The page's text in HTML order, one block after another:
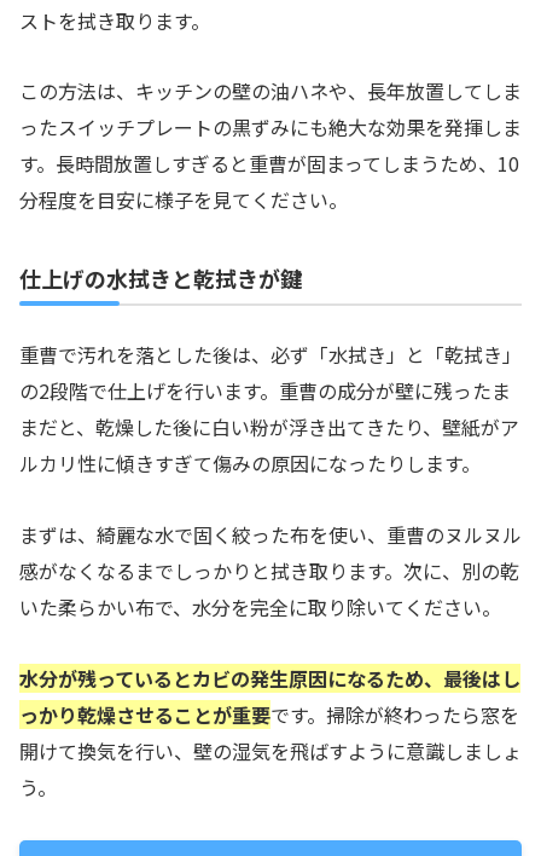
ストを拭き取ります。
この方法は、キッチンの壁の油ハネや、長年放置してしま
ったスイッチプレートの黒ずみにも絶大な効果を発揮しま
す。長時間放置しすぎると重曹が固まってしまうため、10
分程度を目安に様子を見てください。
仕上げの水拭きと乾拭きが鍵
重曹で汚れを落とした後は、必ず「水拭き」と「乾拭き」
の2段階で仕上げを行います。重曹の成分が壁に残ったま
まだと、乾燥した後に白い粉が浮き出てきたり、壁紙がア
ルカリ性に傾きすぎて傷みの原因になったりします。
まずは、綺麗な水で固く絞った布を使い、重曹のヌルヌル
感がなくなるまでしっかりと拭き取ります。次に、別の乾
いた柔らかい布で、水分を完全に取り除いてください。
水分が残っているとカビの発生原因になるため、最後はし
っかり乾燥させることが重要です。掃除が終わったら窓を
開けて換気を行い、壁の湿気を飛ばすように意識しましょ
う。